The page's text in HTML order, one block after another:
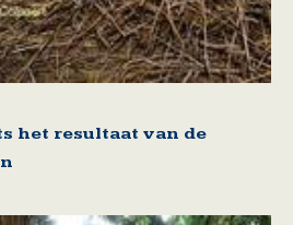
het resultaat van de